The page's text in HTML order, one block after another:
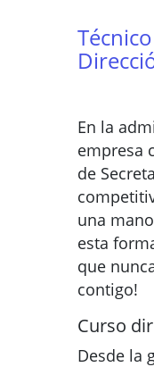
En la
empresa
de
una
esta
que
contigo!
Curso
Desde la